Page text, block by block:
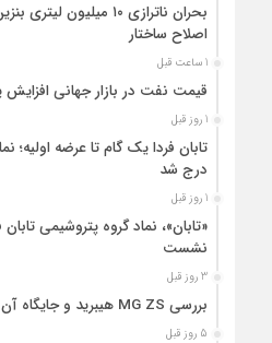
بحران ناترازی ۱۰
اصلاح ساختار
1 ساعت قبل
قیمت نفت در بازار جهانی افزایش
1 روز قبل
تابان فردا یک گام تا عرضه اولیه؛
درج شد
1 روز قبل
«تابان»، نماد گروه پتروشیمی
نشست
3 روز قبل
بررسی MG ZS هیبرید و جایگاه آن در بازار خودروهای وارداتی
5 روز قبل